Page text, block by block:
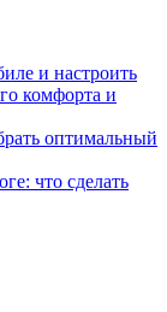
и настроить
комфорта и
оптимальный
что сделать